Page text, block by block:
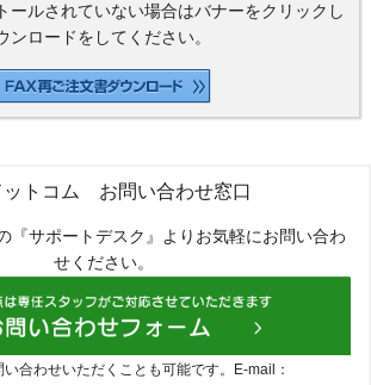
ールされていない場合はバナーをクリックし
ンロードをしてください。
ットコム お問い合わせ窓口
『サポートデスク』よりお気軽にお問い合わ
せください。
い合わせいただくことも可能です。E-mail：